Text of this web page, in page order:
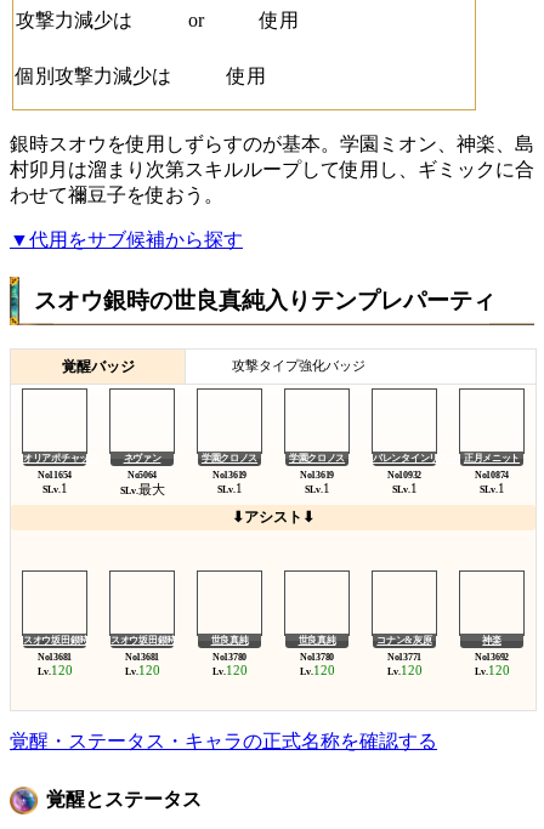
攻撃力減少は or 使用
個別攻撃力減少は 使用
銀時スオウを使用しずらすのが基本。学園ミオン、神楽、島
村卯月は溜まり次第スキルループして使用し、ギミックに合
わせて禰豆子を使おう。
▼代用をサブ候補から探す
スオウ銀時の世良真純入りテンプレパーティ
覚醒バッジ 攻撃タイプ強化バッジ
オリアポチャッコ ネヴァン 学園クロノス 学園クロノス バレンタインリズレット正月メニット
SLv.1 SLv.最大 SLv.1 SLv.1 SLv.1 SLv.1
⬇アシスト⬇
スオウ坂田銀時 スオウ坂田銀時 世良真純 世良真純 コナン&灰原 神楽
Lv.120 Lv.120 Lv.120 Lv.120 Lv.120 Lv.120
覚醒・ステータス・キャラの正式名称を確認する
覚醒とステータス